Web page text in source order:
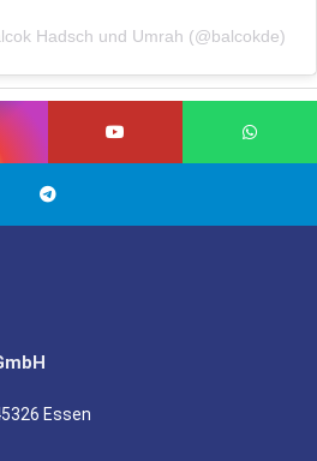
Hadsch und Umrah (@balcokde)
Essen